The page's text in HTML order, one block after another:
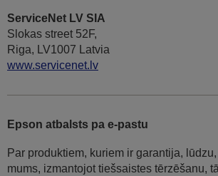
ServiceNet LV SIA
Slokas street 52F,
Riga, LV1007 Latvia
www.servicenet.lv
Epson atbalsts pa e-pastu
Par produktiem, kuriem ir garantija,
mums, izmantojot tiešsaistes tērzēšanu,